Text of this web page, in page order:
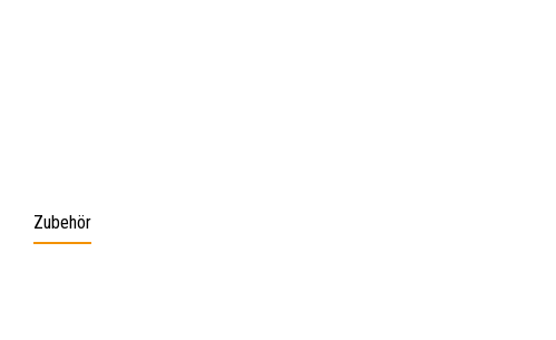
Zubehör